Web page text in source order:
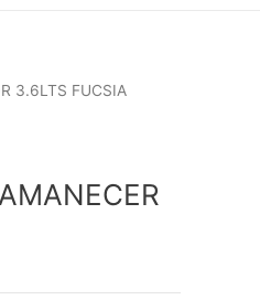
3.6LTS FUCSIA